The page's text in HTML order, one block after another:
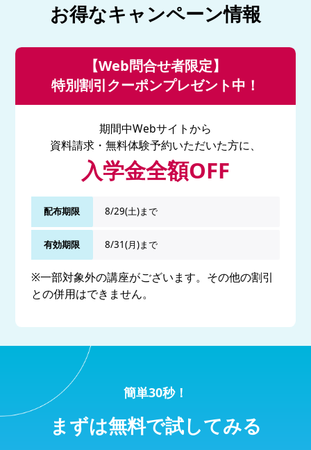
お得なキャンペーン情報
【Web問合せ者限定】
特別割引クーポンプレゼント中！
期間中Webサイトから
資料請求・無料体験予約いただいた方に、
入学金全額OFF
配布期限 8/29(土)まで
有効期限 8/31(月)まで
※一部対象外の講座がございます。その他の割引
との併用はできません。
簡単30秒！
まずは無料で試してみる